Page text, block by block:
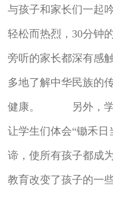
与孩子和家长们一起
轻松而热烈，30分钟
旁听的家长都深有感
多地了解中华民族的
健康。 另外，学校
让学生们体会“锄禾
谛，使所有孩子都
教育改变了孩子的一